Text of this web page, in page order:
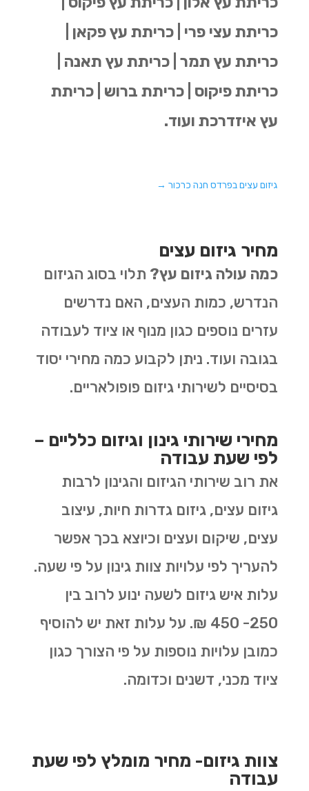
כריתת עצי פרי | כריתת עץ פקאן |
כריתת עץ תמר | כריתת עץ תאנה |
כריתת פיקוס | כריתת ברוש | כריתת
עץ איזדרכת ועוד.
גיזום עצים בפרדס חנה כרכור→
מחיר גיזום עצים
כמה עולה גיזום עץ? תלוי בסוג הגיזום
הנדרש, כמות העצים, האם נדרשים
עזרים נוספים כגון מנוף או ציוד לעבודה
בגובה ועוד. ניתן לקבוע כמה מחירי יסוד
בסיסיים לשירותי גיזום פופולאריים.
מחירי שירותי גינון וגיזום כלליים –
לפי שעת עבודה
את רוב שירותי הגיזום והגינון לרבות
גיזום עצים, גיזום גדרות חיות, עיצוב
עצים, שיקום ועצים וכיוצא בכך אפשר
להעריך לפי עלויות צוות גינון על פי שעה.
עלות איש גיזום לשעה ינוע לרוב בין
250- 450 ₪. על עלות זאת יש להוסיף
כמובן עלויות נוספות על פי הצורך כגון
ציוד מכני, דשנים וכדומה.
צוות גיזום- מחיר מומלץ לפי שעת
עבודה